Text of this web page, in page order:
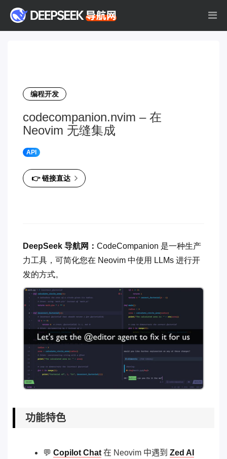
编程开发
codecompanion.nvim – 在
Neovim 无缝集成
API
👉 链接直达
DeepSeek 导航网： CodeCompanion 是一种生产
力工具，可简化您在 Neovim 中使用 LLMs 进行开
发的方式。
功能特色
💬 Copilot Chat 在 Neovim 中遇到 Zed AI